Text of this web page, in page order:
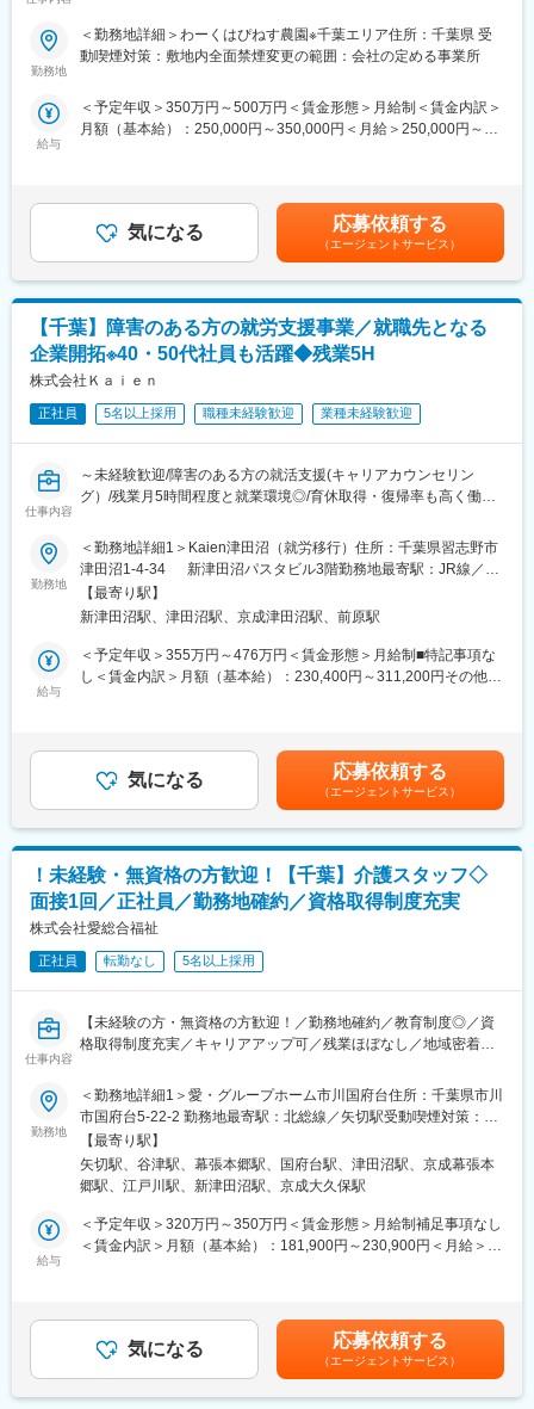
た社会貢献性の高いモデルです。現在、障がい者の法定雇用率
（2.3％）を達成できている企業は約50％。行政との連携（10市
変更の範囲：会社の定める業務
など多様な経験者が在籍し、チームでナレッジ共有を行う文化で
す。
約1カ月の研修制度があり未経験でも安心。年間休日124日・土日
祝休み、残業も月20h程度で、メリハリある働き方を実現できま
■やりがいや魅力
・「就職決定」という目に見える成果と社会貢献を両立
・一人の人生の転機に深く関わることができる
・福祉×人材×営業の複合スキルが身につく
・企業・支援機関など多様な関係者と関わり視野が広がる
■キャリアパス
入社後研修を経て独り立ちし、リーダーやマネージャー、新規事
業企画など多様なキャリアへ展開可能。成長事業の中核として裁
う社会課題に真正面から取り組む成長企業。SDGs・ESGの観点
でも注目され、企業・行政からのニーズが拡大しています。
変更の範囲：会社の定める業務
■役割
企業向け貸農園「わーくはぴねす農園」において、障がいのある
方の定着・活躍に向けて、企業人事担当者および農園長（現場マ
す。直接的に障がいのある方へ関わるBtoCではなく、定年後人材
や主婦層中心の農園長のマネジメント支援と企業人事への連携が
農園全体の運営品質向上と雇用定着を目的に、関係者を巻き込み
ながら下記業務を担います。
（1）定着支援・現場対応
・担当農園への定期訪問、状況把握
・農園長（主婦・シニア層中心）への面談・課題ヒアリング
・障がい特性を踏まえた対応方法の提案
・就労環境の改善提案、職場づくり支援
・雇用定着に向けたフォロー
・雇用状況・定着状況の報告
・課題抽出および改善提案
（3）研修・ナレッジ共有
・新任農園長向け研修の企画・実施
・障がい特性や管理手法のレクチャー
・成功事例の共有、横展開
・支援品質向上施策の企画・推進
■やりがいや魅力
・社会課題である障がい者雇用に貢献できる
・多くの関係者から感謝を得られる仕事
・福祉とビジネス双方の視点を習得可能
■働く環境：
約1カ月の研修制度があり未経験でも安心。チームでの情報共有も
活発で、サポート体制が整っています。裁量を持って主体的に働
ける環境です。
■キャリアパス
入社後研修を経て配属となり、将来的にはリーダー、マネージャ
能です。
■同社の特徴：
プライム上場グループの安定基盤のもと、障がい者雇用支援とい
う成長市場で事業拡大中。行政・企業からのニーズも高く、社会
変更の範囲：会社の定める業務
勤務地
＜勤務地詳細＞わーくはぴねす農園※千葉エリア住所：千葉県 受
動喫煙対策：敷地内全面禁煙変更の範囲：会社の定める事業所
給与
＜予定年収＞350万円～500万円＜賃金形態＞月給制＜賃金内訳＞
月額（基本給）：250,000円～350,000円＜月給＞250,000円～
（8月・2月）■賞与：年2回（7月・12月）賃金はあくまでも目安
の金額であり、選考を通じて上下する可能性があります。月給(月
額)は固定手当を含めた表記です。
気になる 応募依頼する
（エージェントサービス）
【千葉】障害のある方の就労支援事業／就職先となる
企業開拓※40・50代社員も活躍◆残業5H
株式会社Ｋａｉｅｎ
正社員 5名以上採用 職種未経験歓迎 業種未経験歓迎
仕事内容
～未経験歓迎/障害のある方の就活支援(キャリアカウンセリン
グ）/残業月5時間程度と就業環境◎/育休取得・復帰率も高く働き
Kaienでは科学や事実に基づき当事者の視点を尊重しながら事業を
展開。[障害×強み×仕事]で一人一人が社会でいきいきと働ける社会
を目指し、支援拠点を拡大する為、新たに人員を募集します。
■業務詳細：
・障害のある方の就活支援（キャリアカウンセリング・ビジネス
マナーのレクチャー・面接練習対応、企業訪問・面接同行な
・職業訓練の開発・運営補助
・企業に対する人材紹介・マッチング（訓練生・同社運営求人サ
イトの登録会員）
ケティング活動など、幅広い業務に携わることができ、多くのス
キルが身につきます。
※「プレ就労移行支援」ともいえる「自立訓練（生活訓練）」で勤
務頂く場合もございます。
■業務のやりがい：
▼人の"人生"が変わる瞬間や人の成長する場面に立ち会うことがで
き、大きなやりがいを感じられます。はたらく事へのハードルが
高い方の"就職"という、人生の節目に深く関わることができます。
また、常に時代の先駆者としてチャレンジし続けるため、業界を
■拠点の支援体制
支援員（4名程度）と職業訓練講師（3名程度）で日々20人程度の
訓練生の支援にあたっています。支援員は、主に担当の訓練生に
対しての上記業務を行い、職業訓練講師は主に60代以上で過去に
導にあたります
・社長、取締役以外の役職等は無く、全員がフラットな立場で意
見を言い合える環境です。ご自分の考えや意見を発することや、
手を上げれば、新しい業務にも挑戦が出来る環境です。
勤務地
＜勤務地詳細1＞Kaien津田沼（就労移行）住所：千葉県習志野市
津田沼1-4-34 新津田沼パスタビル3階勤務地最寄駅：JR線／津
田沼駅受動喫煙対策：屋内全面禁煙＜勤務地詳細2＞Kaien津田沼
（自立訓練(生活訓練)）住所：千葉県船橋市前原西2-12-9 大生
禁煙変更の範囲：本文参照
【最寄り駅】
新津田沼駅、津田沼駅、京成津田沼駅、前原駅
給与
＜予定年収＞355万円～476万円＜賃金形態＞月給制■特記事項な
し＜賃金内訳＞月額（基本給）：230,400円～311,200円その他固
万円程度（平均約10万円）※賞与、手当の支給対象・支給額は、
評価や状況により変更になる可能性があります。賃金はあくまで
も目安の金額であり、選考を通じて上下する可能性があります。
月給(月額)は固定手当を含めた表記です。
気になる 応募依頼する
（エージェントサービス）
！未経験・無資格の方歓迎！【千葉】介護スタッフ◇
面接1回／正社員／勤務地確約／資格取得制度充実
株式会社愛総合福祉
正社員 転勤なし 5名以上採用
仕事内容
【未経験の方・無資格の方歓迎！／勤務地確約／教育制度◎／資
格取得制度充実／キャリアアップ可／残業ほぼなし／地域密着型
★介護施設で経験を積み、資格取得もしながら介護の専門職をめ
ざしていただきます。
■業務内容：
・食事・入浴・排泄などの生活支援
・レクリエーションの企画・実施
・ご家族とのコミュニケーション
・日々の記録・情報共有
向き合って信頼関係を築くことが出来るのが当ポジションの特徴
です。
勤務地
＜勤務地詳細1＞愛・グループホーム市川国府台住所：千葉県市川
市国府台5-22-2 勤務地最寄駅：北総線／矢切駅受動喫煙対策：敷
地内全面禁煙＜勤務地詳細2＞愛・グループホーム奏の杜住所：千
葉県習志野市奏の杜2-16-8 勤務地最寄駅：総武本線／津田沼駅受
動喫煙対策：敷地内全面禁煙＜勤務地詳細3＞愛・グループホーム
葉線／幕張本郷駅受動喫煙対策：敷地内全面禁煙
【最寄り駅】
矢切駅、谷津駅、幕張本郷駅、国府台駅、津田沼駅、京成幕張本
郷駅、江戸川駅、新津田沼駅、京成大久保駅
給与
＜予定年収＞320万円～350万円＜賃金形態＞月給制補足事項なし
＜賃金内訳＞月額（基本給）：181,900円～230,900円＜月給＞
模多機能のみ10,000円賃金はあくまでも目安の金額であり、選考
を通じて上下する可能性があります。月給(月額)は固定手当を含め
気になる 応募依頼する
（エージェントサービス）